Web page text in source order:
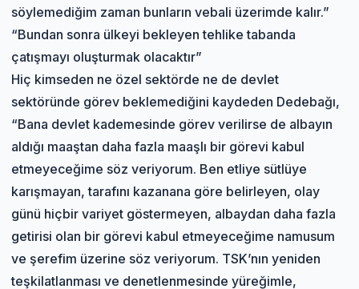
söylemediğim zaman bunların vebali üzerimde kalır.”
“Bundan sonra ülkeyi bekleyen tehlike tabanda
çatışmayı oluşturmak olacaktır”
Hiç kimseden ne özel sektörde ne de devlet
sektöründe görev beklemediğini kaydeden Dedebağı,
“Bana devlet kademesinde görev verilirse de albayın
aldığı maaştan daha fazla maaşlı bir görevi kabul
etmeyeceğime söz veriyorum. Ben etliye sütlüye
karışmayan, tarafını kazanana göre belirleyen, olay
günü hiçbir variyet göstermeyen, albaydan daha fazla
getirisi olan bir görevi kabul etmeyeceğime namusum
ve şerefim üzerine söz veriyorum. TSK’nın yeniden
teşkilatlanması ve denetlenmesinde yüreğimle,